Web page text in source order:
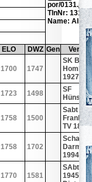
por/0131.jpg
TlnNr: 131
Name:
ELO DWZ Gen
1700 1747
SK Bad
1927
1723 1498
SF
1758 1500
Sabt
TV 1860
1758 1702
1994
1770 1581
SAbt SG
1945